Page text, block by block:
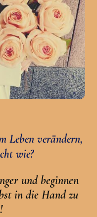
Leben verändern,
wie?
und beginnen
in die Hand zu